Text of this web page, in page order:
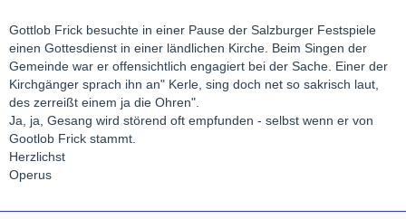
Gottlob Frick besuchte in einer Pause der Salzburger Festspiele
einen Gottesdienst in einer ländlichen Kirche. Beim Singen der
Gemeinde war er offensichtlich engagiert bei der Sache. Einer der
Kirchgänger sprach ihn an" Kerle, sing doch net so sakrisch laut,
des zerreißt einem ja die Ohren".
Ja, ja, Gesang wird störend oft empfunden - selbst wenn er von
Gootlob Frick stammt.
Herzlichst
Operus